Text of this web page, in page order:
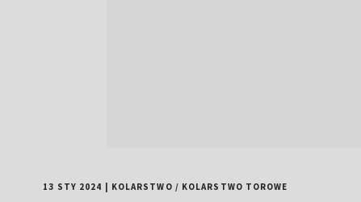
13 STY 2024 KOLARSTWO / KOLARSTWO TOROWE